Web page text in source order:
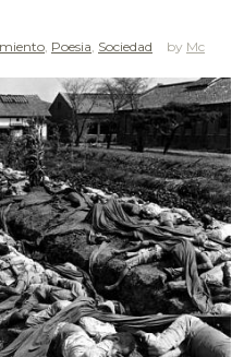
Poesia Sociedad
Mc